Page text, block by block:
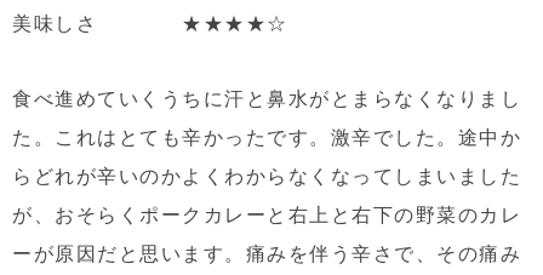
美味しさ ★★★★☆
食べ進めていくうちに汗と鼻水がとまらなくなりまし
た。これはとても辛かったです。激辛でした。途中か
らどれが辛いのかよくわからなくなってしまいました
が、おそらくポークカレーと右上と右下の野菜のカレ
ーが原因だと思います。痛みを伴う辛さで、その痛み